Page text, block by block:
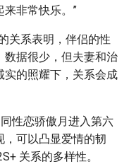
非常快乐。”
关系表明，伴侣的性
数据很少，但夫妻和治
实的照耀下，关系会成
性恋骄傲月进入第六
可以凸显爱情的韧
关系的多样性。